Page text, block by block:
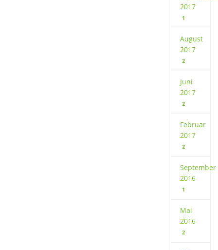
2017
1
August
2017
2
Juni
2017
2
Februar
2017
2
September
2016
1
Mai
2016
2